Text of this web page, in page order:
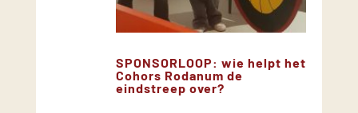
SPONSORLOOP: wie helpt het
Cohors Rodanum de
eindstreep over?